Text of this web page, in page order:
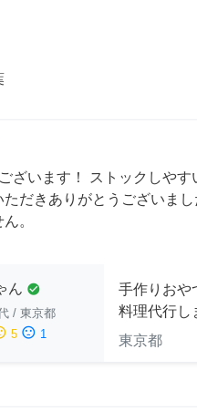
ざいます！ ストックしやす
だきありがとうございま
。
ん check_circle
/ 東京都
5 sentiment_dissatisfied 1
手作りおや
料理代行し
東京都